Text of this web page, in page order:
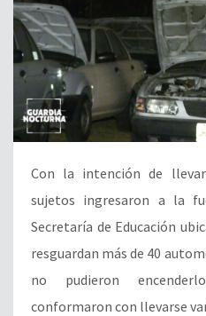
Con la intención de
sujetos ingresaron a la
Secretaría de Educación
resguardan más de 40
no pudieron
conformaron con llevarse